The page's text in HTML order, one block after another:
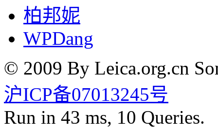
柏邦妮
WPDang
© 2009 By Leica.org.cn
沪ICP备07013245号
Run in 43 ms, 10 Queries.